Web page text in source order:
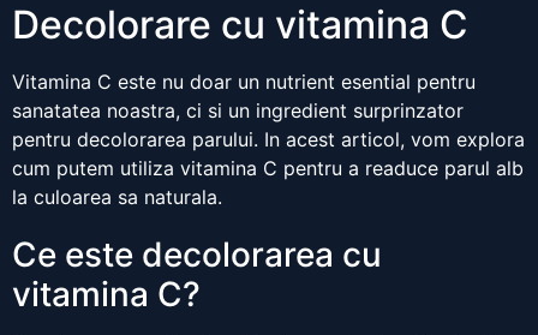
Decolorare cu vitamina C
Vitamina C este nu doar un nutrient esential pentru
sanatatea noastra, ci si un ingredient surprinzator
pentru decolorarea parului. In acest articol, vom explora
cum putem utiliza vitamina C pentru a readuce parul alb
la culoarea sa naturala.
Ce este decolorarea cu
vitamina C?